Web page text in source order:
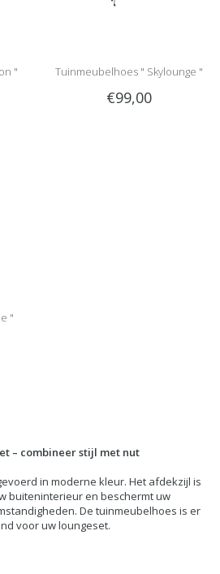
" Tuinmeubelhoes " Skylounge "
€99,00
"
– combineer stijl met nut
in moderne kleur. Het afdekzijl is
buiteninterieur en beschermt uw
De tuinmeubelhoes is er
voor uw loungeset.